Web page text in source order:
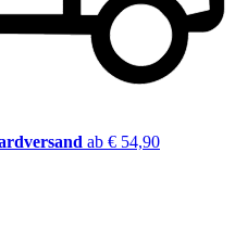
ab € 54,90